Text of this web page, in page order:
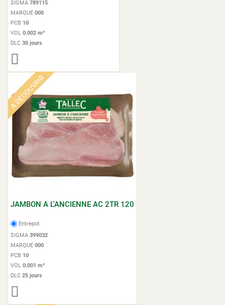
SIGMA 789115
MARQUE 000
PCB 10
VOL 0.002 m³
DLC 30 jours
A DÉCOUVRIR
JAMBON A L'ANCIENNE AC 2TR 120
Entrepot
SIGMA 399032
MARQUE 000
PCB 10
VOL 0.001 m³
DLC 25 jours